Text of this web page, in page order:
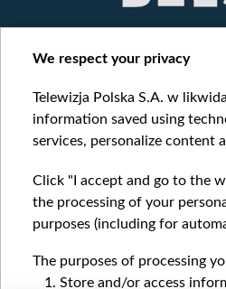
We respect your privacy
Telewizja Polska S.A. w
information saved using
services, personalize content
Click "I accept and go to the
the processing of your
purposes (including for
The purposes of processing
Store and/or access